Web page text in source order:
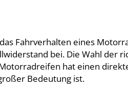
Fahrverhalten eines
bei. Die Wahl
hat einen
Bedeutung ist.